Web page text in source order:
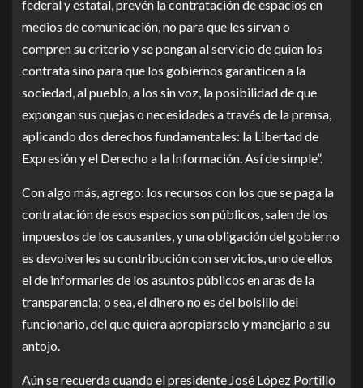
federal y estatal, prevén la contratación de espacios en
medios de comunicación, no para que les sirvan o
compren su criterio y se pongan al servicio de quien los
contrata sino para que los gobiernos garanticen a la
sociedad, al pueblo, a los sin voz, la posibilidad de que
expongan sus quejas o necesidades a través de la prensa,
aplicando dos derechos fundamentales: la Libertad de
Expresión y el Derecho a la Información. Así de simple”.
Con algo más, agrego: los recursos con los que se paga la
contratación de esos espacios son públicos, salen de los
impuestos de los causantes, y una obligación del gobierno
es devolverles su contribución con servicios, uno de ellos
el de informarles de los asuntos públicos en aras de la
transparencia; o sea, el dinero no es del bolsillo del
funcionario, del que quiera apropiarselo y manejarlo a su
antojo.
Aún se recuerda cuando el presidente José López Portillo